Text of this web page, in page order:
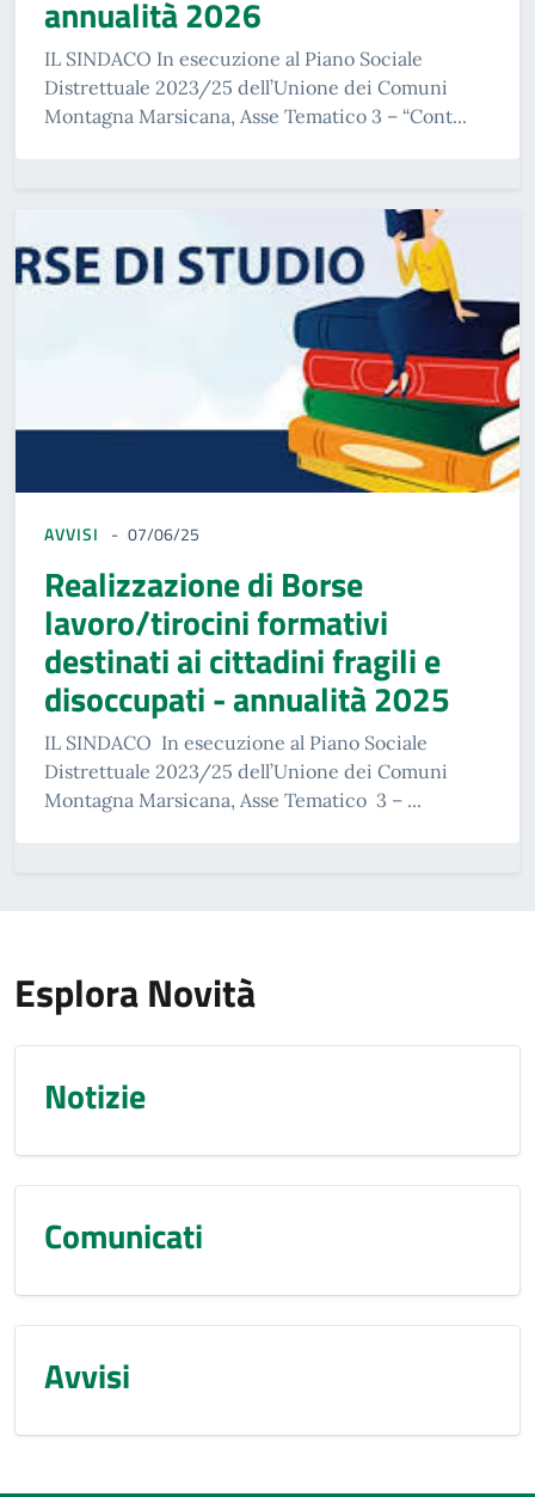
annualità 2026
IL SINDACO In esecuzione al Piano Sociale
Distrettuale 2023/25 dell’Unione dei Comuni
Montagna Marsicana, Asse Tematico 3 – “Cont...
AVVISI 07/06/25
Realizzazione di Borse
lavoro/tirocini formativi
destinati ai cittadini fragili e
disoccupati - annualità 2025
IL SINDACO In esecuzione al Piano Sociale
Distrettuale 2023/25 dell’Unione dei Comuni
Montagna Marsicana, Asse Tematico 3 – ...
Esplora Novità
Notizie
Comunicati
Avvisi